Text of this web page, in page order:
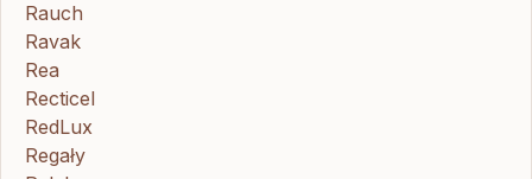
Rauch
Ravak
Rea
Recticel
RedLux
Regały